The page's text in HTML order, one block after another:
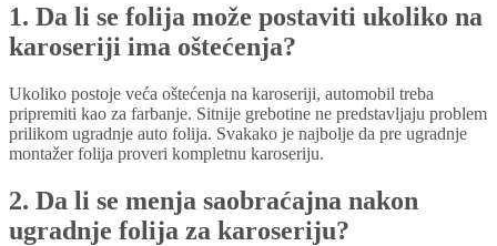
1. Da li se folija može postaviti ukoliko na
karoseriji ima oštećenja?
Ukoliko postoje veća oštećenja na karoseriji, automobil treba
pripremiti kao za farbanje. Sitnije grebotine ne predstavljaju problem
prilikom ugradnje auto folija. Svakako je najbolje da pre ugradnje
montažer folija proveri kompletnu karoseriju.
2. Da li se menja saobraćajna nakon
ugradnje folija za karoseriju?